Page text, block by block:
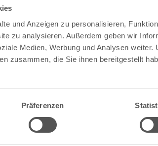
und Anzeigen zu personalisieren,
zu analysieren. Außerdem geben wir
Medien, Werbung und Analysen
zusammen, die Sie ihnen bereitgestellt
Präferenzen